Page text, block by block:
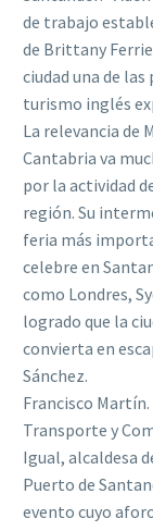
de trabajo
de Brittany
ciudad una de
turismo inglés
La relevancia de
Cantabria va
por la actividad
región. Su
feria más
celebre en
como Londres,
logrado que la
convierta en
Sánchez.
Francisco
Transporte y
Igual, alcaldesa
Puerto de
evento cuyo